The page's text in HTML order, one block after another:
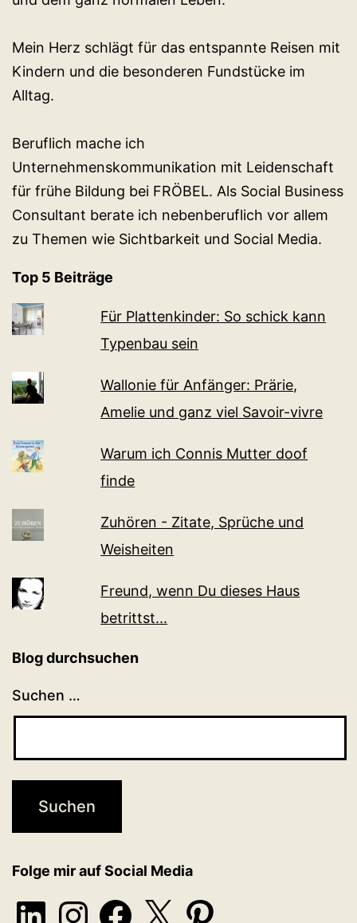
Mein Herz schlägt für das entspannte Reisen mit
Kindern und die besonderen Fundstücke im
Alltag.
Beruflich mache ich
Unternehmenskommunikation mit Leidenschaft
für frühe Bildung bei FRÖBEL. Als Social Business
Consultant berate ich nebenberuflich vor allem
zu Themen wie Sichtbarkeit und Social Media.
Top 5 Beiträge
Für Plattenkinder: So schick kann
Typenbau sein
Wallonie für Anfänger: Prärie,
Amelie und ganz viel Sa­voir-vi­v­re
Warum ich Connis Mutter doof
finde
Zuhören - Zitate, Sprüche und
Weisheiten
Freund, wenn Du dieses Haus
betrittst...
Blog durchsuchen
Suchen …
Folge mir auf Social Media
LinkedInInstagramFacebook
X Pinterest